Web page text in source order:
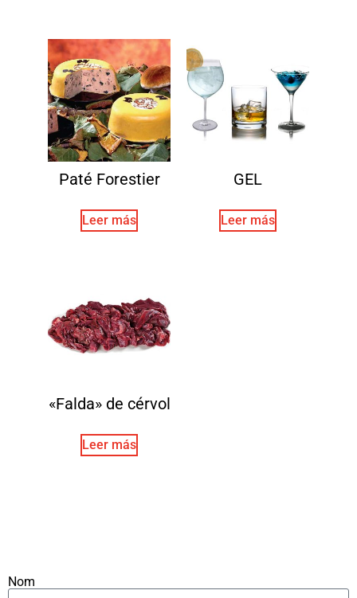
Paté Forestier
Leer más
GEL
Leer más
«Falda» de cérvol
Leer más
Nom